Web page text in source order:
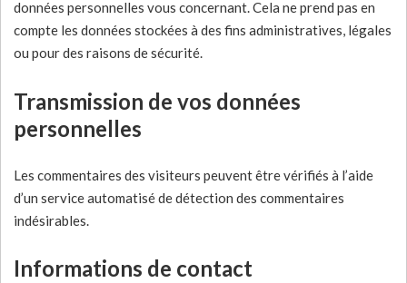
données personnelles vous concernant. Cela ne prend pas en
compte les données stockées à des fins administratives, légales
ou pour des raisons de sécurité.
Transmission de vos données
personnelles
Les commentaires des visiteurs peuvent être vérifiés à l’aide
d’un service automatisé de détection des commentaires
indésirables.
Informations de contact